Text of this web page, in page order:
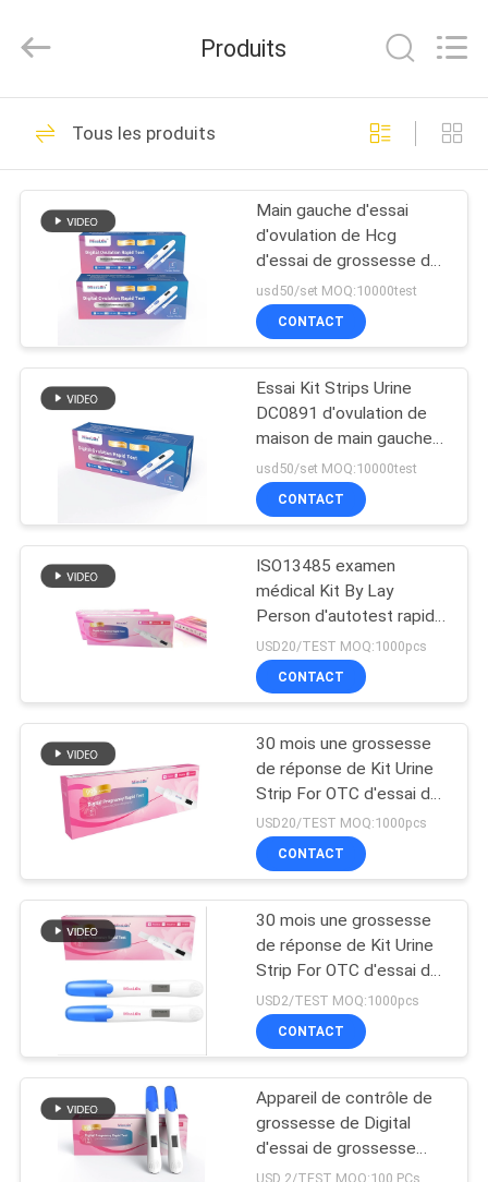
MAISON
PRODUITS
SUJET
NOUS
VISITE
D'USINE
CONTRÔLE
QUALITÉ
NOUS
NOUVELLES
UNE
CITATION
PLAN
SITE
PRIVACY
Guangzhou
Decheng
All
Reserved.
Kit d'essai de hCG
de Digital
60
Kit d'essai de main
gauche de Digital
12
Kit d'essai de DOA
d'Immunofluorecense
Animal familier
Test&Equipment
6
Produits
Tous les produits
Main gauche d'essai
d'ovulation de Hcg
d'essai de grossesse de
Digital d'indicateur de
bande d'OIN
usd50/set MOQ:10000test
CONTACT
Essai Kit Strips Urine
DC0891 d'ovulation de
maison de main gauche
de grossesse d'OEM
HCG
usd50/set MOQ:10000test
CONTACT
ISO13485 examen
médical Kit By Lay
Person d'autotest rapide
de Hcg d'étape de la
grossesse un
USD20/TEST MOQ:1000pcs
CONTACT
30 mois une grossesse
de réponse de Kit Urine
Strip For OTC d'essai de
Digital HCG d'étape 1ère
USD20/TEST MOQ:1000pcs
CONTACT
30 mois une grossesse
de réponse de Kit Urine
Strip For OTC d'essai de
Digital HCG d'étape 1ère
USD2/TEST MOQ:1000pcs
CONTACT
Appareil de contrôle de
grossesse de Digital
d'essai de grossesse
d'urine de Digital de la CE
USD 2/TEST MOQ:100 PCs